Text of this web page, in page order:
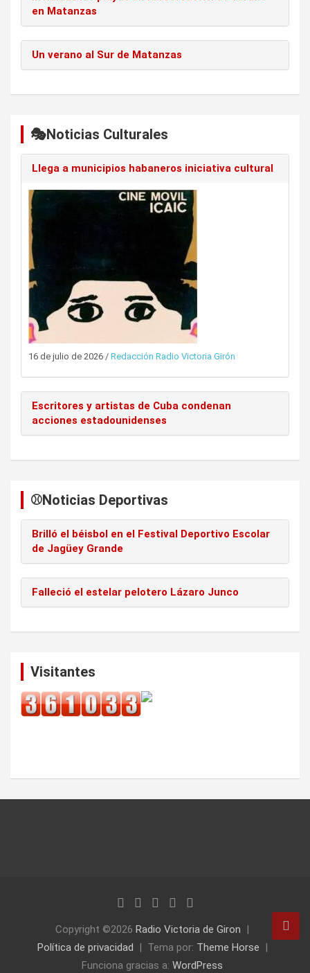
en Matanzas
Un verano al Sur de Matanzas
🎭Noticias Culturales
Llega a municipios habaneros iniciativa cultural
16 de julio de 2026 / Redacción Radio Victoria Girón
Escritores y artistas de Cuba condenan
acciones estadounidenses
⚾️Noticias Deportivas
Brilló el béisbol en el Festival Deportivo Escolar
de Jagüey Grande
Falleció el estelar pelotero Lázaro Junco
Visitantes
Copyright ©2026 Radio Victoria de Giron
Política de privacidad
Tema por: Theme Horse
Funciona gracias a: WordPress